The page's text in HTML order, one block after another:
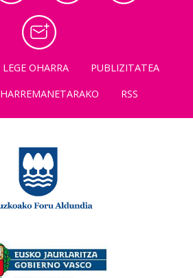
LEGE OHARRA
PUBLIZITATEA
HARREMANETARAKO RSS